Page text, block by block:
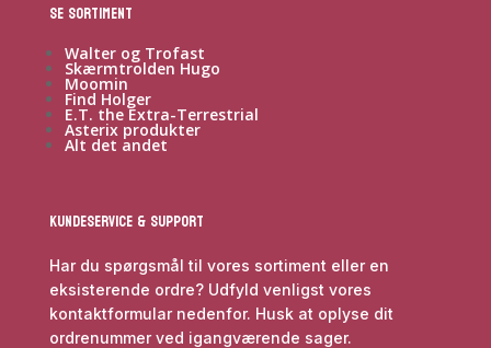
Se sortiment
Walter og Trofast
Skærmtrolden Hugo
Moomin
Find Holger
E.T. the Extra-Terrestrial
Asterix produkter
Alt det andet
Kundeservice & Support
Har du spørgsmål til vores sortiment eller en
eksisterende ordre? Udfyld venligst vores
kontaktformular nedenfor. Husk at oplyse dit
ordrenummer ved igangværende sager.